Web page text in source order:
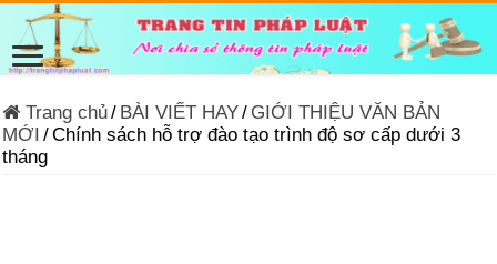
Trang chủ/ BÀI VIẾT HAY/ GIỚI THIỆU VĂN BẢN
MỚI /Chính sách hỗ trợ đào tạo trình độ sơ cấp dưới 3
tháng